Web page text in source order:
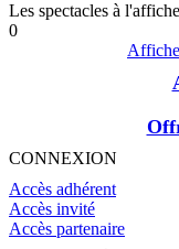
Les spectacles à
0
CONNEXION
Accès adhérent
Accès invité
Accès partenaire